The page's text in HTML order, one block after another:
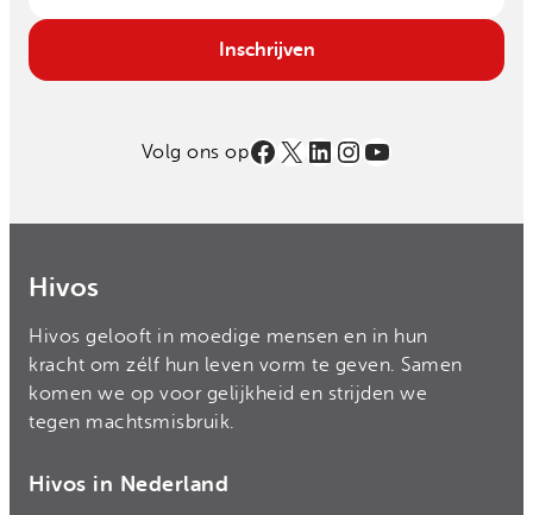
Email
Inschrijven
Volg ons opFacebook
X LinkedIn
Instagram
YouTube
Hivos
Hivos gelooft in moedige mensen en in hun
kracht om zélf hun leven vorm te geven. Samen
komen we op voor gelijkheid en strijden we
tegen machtsmisbruik.
Hivos in Nederland